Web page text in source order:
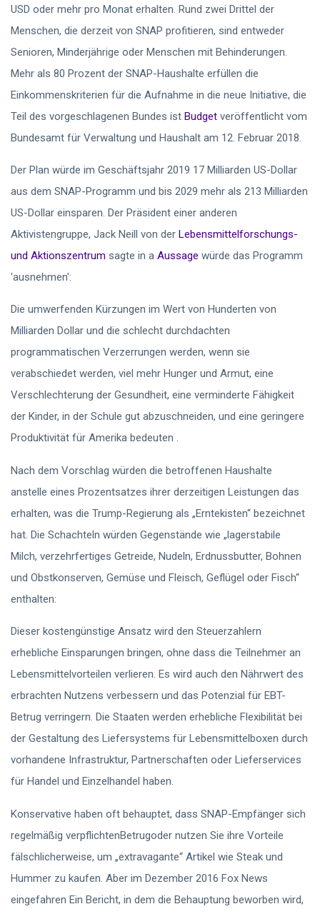
USD oder mehr pro Monat erhalten. Rund zwei Drittel der
Menschen, die derzeit von SNAP profitieren, sind entweder
Senioren, Minderjährige oder Menschen mit Behinderungen.
Mehr als 80 Prozent der SNAP-Haushalte erfüllen die
Einkommenskriterien für die Aufnahme in die neue Initiative, die
Teil des vorgeschlagenen Bundes ist Budget veröffentlicht vom
Bundesamt für Verwaltung und Haushalt am 12. Februar 2018.
Der Plan würde im Geschäftsjahr 2019 17 Milliarden US-Dollar
aus dem SNAP-Programm und bis 2029 mehr als 213 Milliarden
US-Dollar einsparen. Der Präsident einer anderen
Aktivistengruppe, Jack Neill von der Lebensmittelforschungs-
und Aktionszentrum sagte in a Aussage würde das Programm
'ausnehmen':
Die umwerfenden Kürzungen im Wert von Hunderten von
Milliarden Dollar und die schlecht durchdachten
programmatischen Verzerrungen werden, wenn sie
verabschiedet werden, viel mehr Hunger und Armut, eine
Verschlechterung der Gesundheit, eine verminderte Fähigkeit
der Kinder, in der Schule gut abzuschneiden, und eine geringere
Produktivität für Amerika bedeuten .
Nach dem Vorschlag würden die betroffenen Haushalte
anstelle eines Prozentsatzes ihrer derzeitigen Leistungen das
erhalten, was die Trump-Regierung als „Erntekisten“ bezeichnet
hat. Die Schachteln würden Gegenstände wie „lagerstabile
Milch, verzehrfertiges Getreide, Nudeln, Erdnussbutter, Bohnen
und Obstkonserven, Gemüse und Fleisch, Geflügel oder Fisch“
enthalten:
Dieser kostengünstige Ansatz wird den Steuerzahlern
erhebliche Einsparungen bringen, ohne dass die Teilnehmer an
Lebensmittelvorteilen verlieren. Es wird auch den Nährwert des
erbrachten Nutzens verbessern und das Potenzial für EBT-
Betrug verringern. Die Staaten werden erhebliche Flexibilität bei
der Gestaltung des Liefersystems für Lebensmittelboxen durch
vorhandene Infrastruktur, Partnerschaften oder Lieferservices
für Handel und Einzelhandel haben.
Konservative haben oft behauptet, dass SNAP-Empfänger sich
regelmäßig verpflichtenBetrugoder nutzen Sie ihre Vorteile
fälschlicherweise, um „extravagante“ Artikel wie Steak und
Hummer zu kaufen. Aber im Dezember 2016 Fox News
eingefahren Ein Bericht, in dem die Behauptung beworben wird,